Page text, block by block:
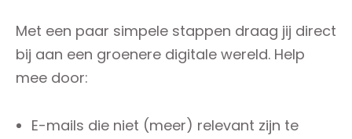
Met een paar simpele stappen draag jij direct
bij aan een groenere digitale wereld. Help
mee door:
E-mails die niet (meer) relevant zijn te